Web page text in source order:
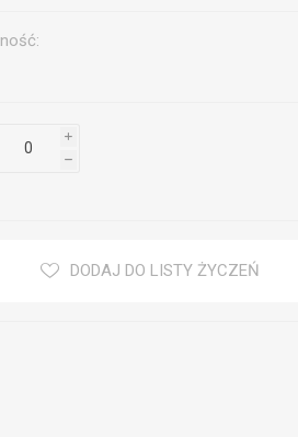
i
h
DODAJ DO LISTY ŻYCZEŃ